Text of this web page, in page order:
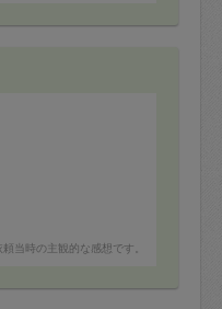
当時の主観的な感想です。